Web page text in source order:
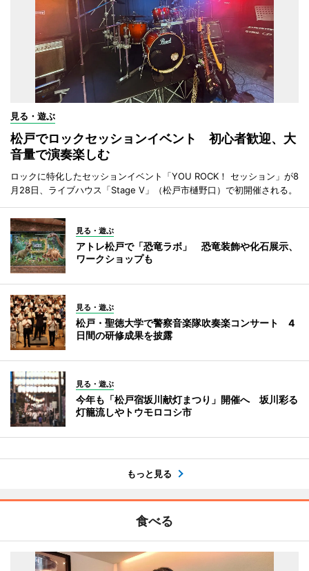
見る・遊ぶ
松戸でロックセッションイベント 初心者歓迎、大
音量で演奏楽しむ
ロックに特化したセッションイベント「YOU ROCK！ セッション」が8
月28日、ライブハウス「Stage V」（松戸市樋野口）で初開催される。
見る・遊ぶ
アトレ松戸で「恐竜ラボ」 恐竜装飾や化石展示、
ワークショップも
見る・遊ぶ
松戸・聖徳大学で警察音楽隊吹奏楽コンサート 4
日間の研修成果を披露
見る・遊ぶ
今年も「松戸宿坂川献灯まつり」開催へ 坂川彩る
灯籠流しやトウモロコシ市
もっと見る
食べる